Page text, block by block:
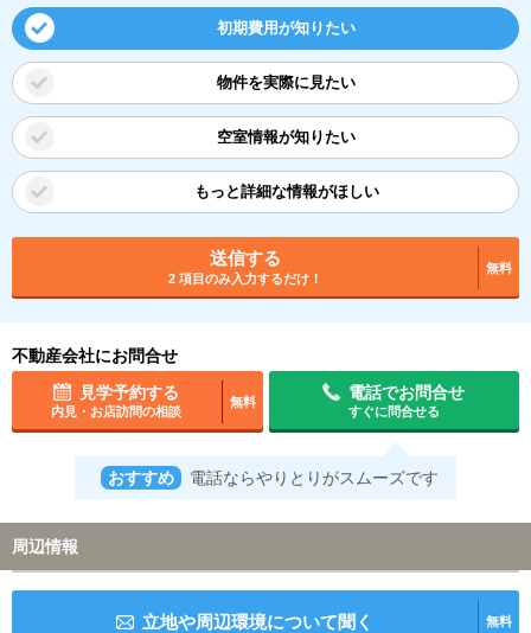
初期費用が知りたい
物件を実際に見たい
空室情報が知りたい
もっと詳細な情報がほしい
送信する
2 項目のみ入力するだけ！
無料
不動産会社にお問合せ
見学予約する
内見・お店訪問の相談
無料
電話でお問合せ
すぐに問合せる
おすすめ 電話ならやりとりがスムーズです
周辺情報
立地や周辺環境について聞く 無料